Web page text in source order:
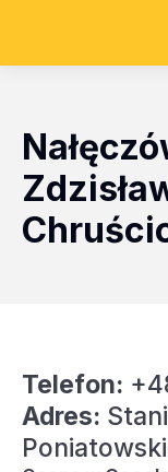
Telefon:
Adres: